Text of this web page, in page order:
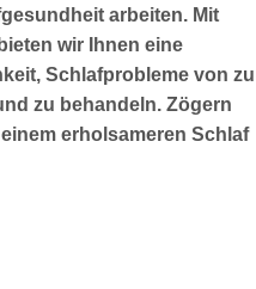
arbeiten. Mit
wir Ihnen eine
Schlafprobleme von zu
zu behandeln. Zögern
erholsameren Schlaf